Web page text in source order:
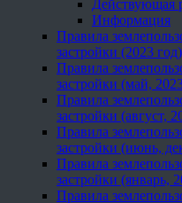
Действующая
Информация
Правила
застройки (2023 год)
Правила
застройки (май,
Правила
застройки (август,
Правила
застройки (июнь,
Правила
застройки (январь,
Правила